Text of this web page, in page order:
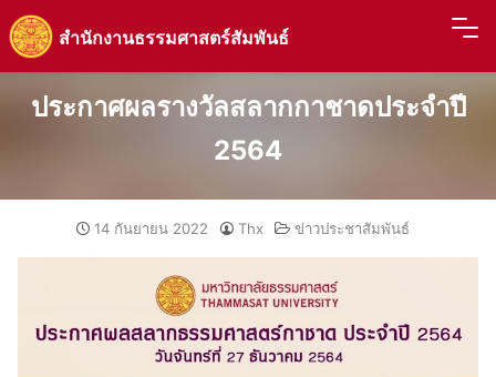
Skip
to
content
สำนักงานธรรมศาสตร์สัมพันธ์
ประกาศผลรางวัลสลากกาชาดประจำปี
2564
14 กันยายน 2022 Thx ข่าวประชาสัมพันธ์